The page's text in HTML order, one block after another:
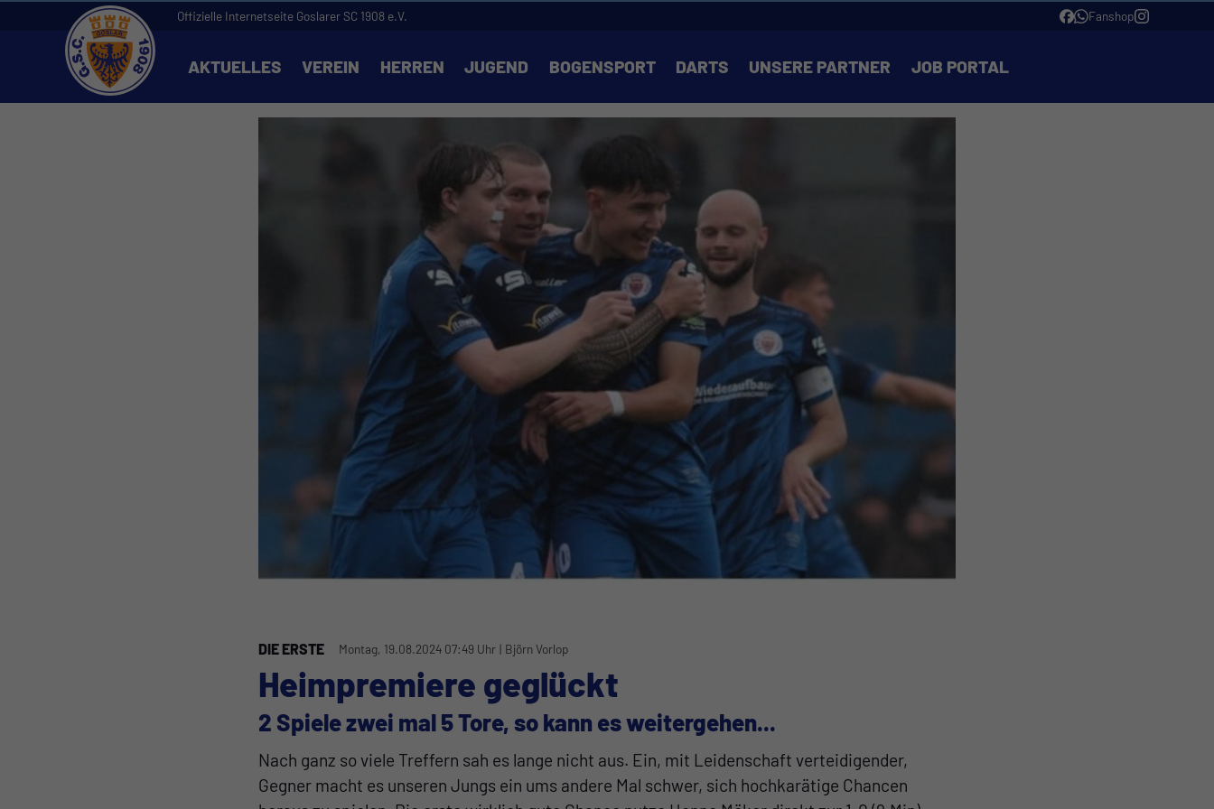
Offizielle Internetseite Goslarer SC 1908 e.V. Fanshop
AKTUELLES VEREIN HERREN JUGEND BOGENSPORT DARTS UNSERE PARTNER JOB PORTAL
DIE ERSTE Montag, 19.08.2024 07:49 Uhr | Björn Vorlop
Heimpremiere geglückt
2 Spiele zwei mal 5 Tore, so kann es weitergehen...
Nach ganz so viele Treffern sah es lange nicht aus. Ein, mit Leidenschaft verteidigender,
Gegner macht es unseren Jungs ein ums andere Mal schwer, sich hochkarätige Chancen